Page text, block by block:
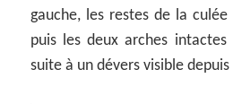
gauche, les restes de la
puis les deux arches intactes
suite à un dévers visible